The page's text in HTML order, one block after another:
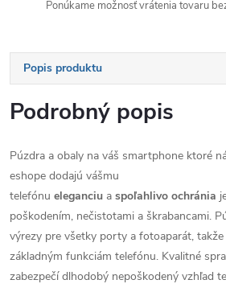
Ponúkame možnosť vrátenia tovaru
Popis produktu
Podrobný popis
Púzdra a obaly na váš smartphone ktoré
eshope dodajú vášmu
telefónu eleganciu a spoľahlivo ochránia
poškodením, nečistotami a škrabancami.
výrezy pre všetky porty a fotoaparát,
základným funkciám telefónu. Kvalitné
zabezpečí dlhodobý nepoškodený vzhľad